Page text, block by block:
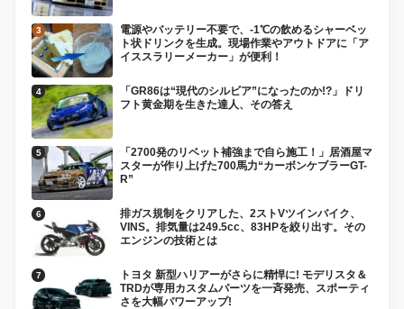
電源やバッテリー不要で、-1℃の飲めるシャーベッ
ト状ドリンクを生成。現場作業やアウトドアに「ア
イススラリーメーカー」が便利！
「GR86は“現代のシルビア”になったのか!?」ドリ
フト黄金期を生きた達人、その答え
「2700発のリベット補強まで自ら施工！」居酒屋マ
スターが作り上げた700馬力“カーボンケブラーGT-
R”
排ガス規制をクリアした、2ストVツインバイク、
VINS。排気量は249.5cc、83HPを絞り出す。その
エンジンの技術とは
トヨタ 新型ハリアーがさらに精悍に! モデリスタ＆
TRDが専用カスタムパーツを一斉発売、スポーティ
さを大幅パワーアップ!